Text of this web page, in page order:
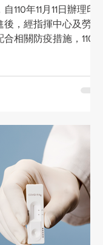
110年11月11日辦理印
，經指揮中心及勞動
相關防疫措施，110年
COVID-19醫療保險，